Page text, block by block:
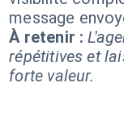
message
À retenir :
répétitives et
forte valeur.